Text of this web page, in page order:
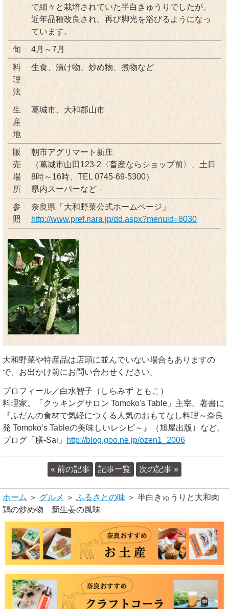
で細々と栽培されていた半白きゅうりでしたが、
近年品種改良され、再び脚光を浴びるようになっ
ています。
旬 4月～7月
料
理
法
生食、漬け物、炒め物、煮物など
生
産
地
葛城市、大和郡山市
販
売
場
所
朝市アグリマート新庄
（葛城市山田123-2〈畜産ならショップ前〉、土日
8時～16時、TEL 0745-69-5300）
県内スーパーなど
参
照
奈良県「大和野菜公式ホームページ」
http://www.pref.nara.jp/dd.aspx?menuid=8030
大和野菜や特産品は店頭に並んでいない場合もありますの
で、お出かけ前にお問い合わせください。
プロフィール／白水智子（しらみず ともこ）
料理家。「クッキングサロン Tomoko's Table」主宰。著書に
『ふだんの食材で気軽につくる人気のおもてなし料理～奈良
発 Tomoko‘s Tableの美味しいレシピ～』（旭屋出版）など。
ブログ「膳-Sai」
http://blog.goo.ne.jp/ozen1_2006
« 前の記事 記事一覧 次の記事 »
ホーム ＞ グルメ ＞ ふるさとの味 ＞ 半白きゅうりと大和肉
鶏の炒め物 新生姜の風味